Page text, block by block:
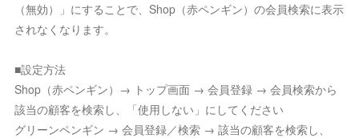
（無効）」にすることで、Shop（赤ペンギン）の会員検索に表示
されなくなります。
■設定方法
Shop（赤ペンギン）→ トップ画面 → 会員登録 → 会員検索から
該当の顧客を検索し、「使用しない」にしてください
グリーンペンギン → 会員登録／検索 → 該当の顧客を検索し、